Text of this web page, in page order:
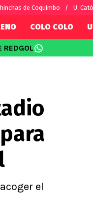
de Coquimbo U.
Ligue 1
Premier
Serie A
COLO COLO
REDGOL
el